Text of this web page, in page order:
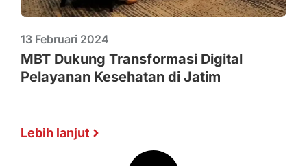
13 Februari 2024
MBT Dukung Transformasi Digital
Pelayanan Kesehatan di Jatim
Lebih lanjut